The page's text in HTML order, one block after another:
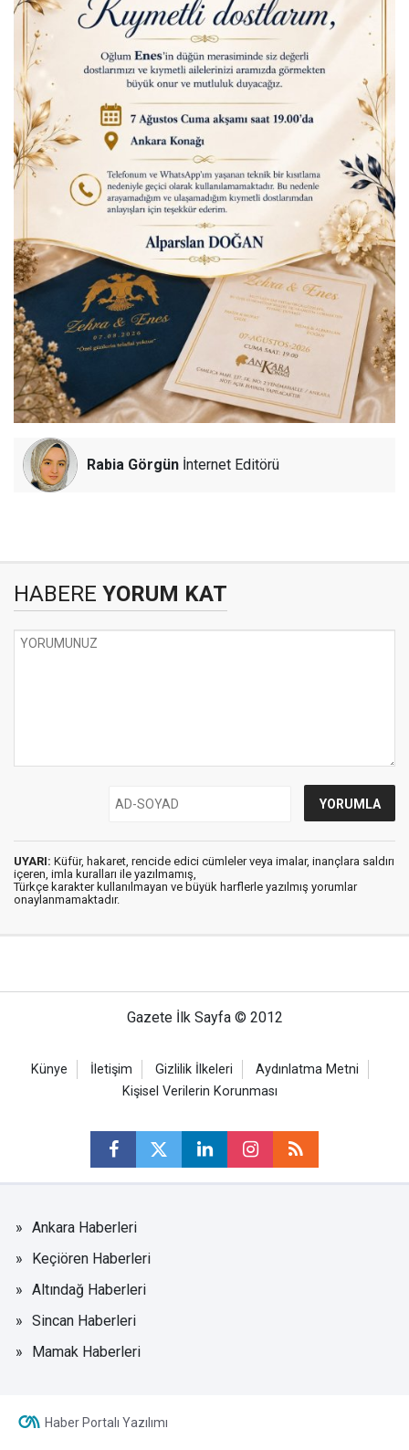
Rabia Görgün İnternet Editörü
HABERE YORUM KAT
UYARI: Küfür, hakaret, rencide edici cümleler veya imalar, inançlara saldırı
içeren, imla kuralları ile yazılmamış,
Türkçe karakter kullanılmayan ve büyük harflerle yazılmış yorumlar
onaylanmamaktadır.
Gazete İlk Sayfa © 2012
Künye İletişim Gizlilik İlkeleri
Aydınlatma Metni
Kişisel Verilerin Korunması
Ankara Haberleri
Keçiören Haberleri
Altındağ Haberleri
Sincan Haberleri
Mamak Haberleri
Haber Portalı Yazılımı